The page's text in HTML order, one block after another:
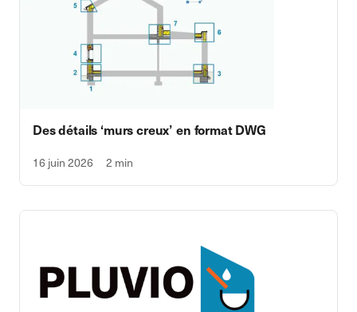
Des détails ‘murs creux’ en format DWG
16 juin 2026 2 min